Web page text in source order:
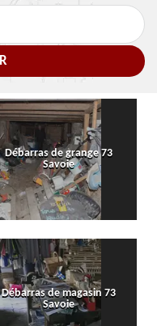
Débarras de grange 73
Savoie
Débarras de magasin 73
Savoie